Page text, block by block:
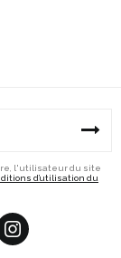
l'utilisateur du site
d’utilisation du